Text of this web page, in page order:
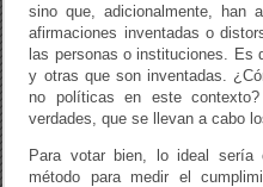
sino que, adicionalmente, han
afirmaciones inventadas o
las personas o instituciones. Es
y otras que son inventadas.
no políticas en este
verdades, que se llevan a cabo
Para votar bien, lo ideal sería
método para medir el